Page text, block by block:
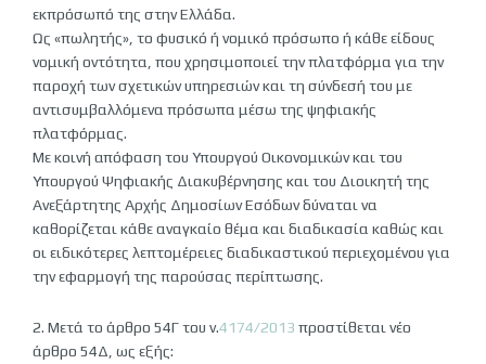
εκπρόσωπό της στην Ελλάδα.
Ως «πωλητής», το φυσικό ή νομικό πρόσωπο ή κάθε είδους
νομική οντότητα, που χρησιμοποιεί την πλατφόρμα για την
παροχή των σχετικών υπηρεσιών και τη σύνδεσή του με
αντισυμβαλλόμενα πρόσωπα μέσω της ψηφιακής
πλατφόρμας.
Με κοινή απόφαση του Υπουργού Οικονομικών και του
Υπουργού Ψηφιακής Διακυβέρνησης και του Διοικητή της
Ανεξάρτητης Αρχής Δημοσίων Εσόδων δύναται να
καθορίζεται κάθε αναγκαίο θέμα και διαδικασία καθώς και
οι ειδικότερες λεπτομέρειες διαδικαστικού περιεχομένου για
την εφαρμογή της παρούσας περίπτωσης.
2. Μετά το άρθρο 54Γ του ν.4174/2013 προστίθεται νέο
άρθρο 54Δ, ως εξής: